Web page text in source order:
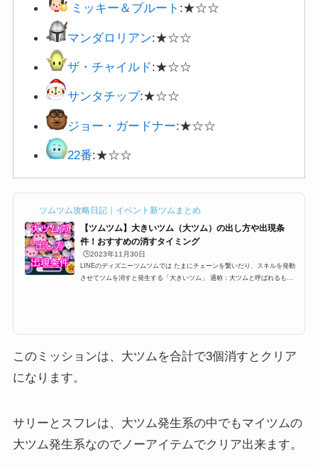
ミッキー＆プルート :★☆☆
マンダロリアン:★☆☆
ザ・チャイルド:★☆☆
サンタチップ:★☆☆
ジョー・ガードナー:★☆☆
22番:★☆☆
ツムツム攻略日記｜イベント新ツムまとめ
【ツムツム】大きいツム（大ツム）の出し方や出現条
件！おすすめの消すタイミング
🕒️2023年11月30日
LINEのディズニーツムツムでは たまにチェーンを繋いだり、スキルを発動
させてツムを消すと発生する「大きいツム」 通称：大ツムと呼ばれるもの
こでは、大きいツム(大...
このミッションは、大ツムを合計で3個消すとクリア
になります。
サリーとスフレは、大ツム発生系の中でもマイツムの
大ツム発生系なのでノーアイテムでクリア出来ます。